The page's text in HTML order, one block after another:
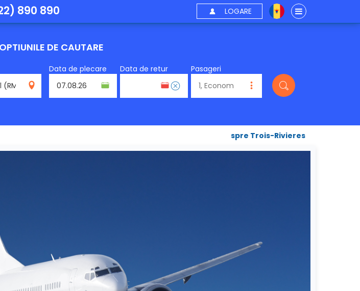
890 890 LOGARE
DE CAUTARE
RMO
Data de plecare Data de retur Pasageri
spre Trois-Rivieres